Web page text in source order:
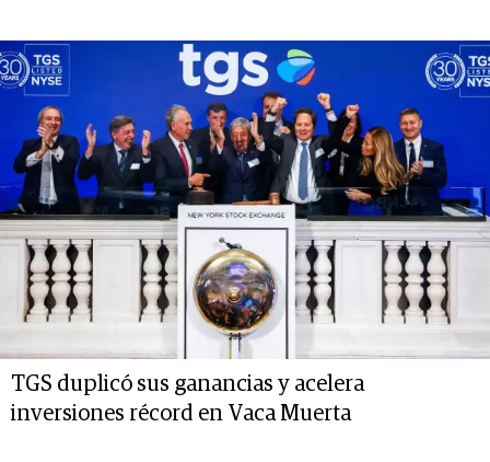
TGS duplicó sus ganancias y acelera
inversiones récord en Vaca Muerta